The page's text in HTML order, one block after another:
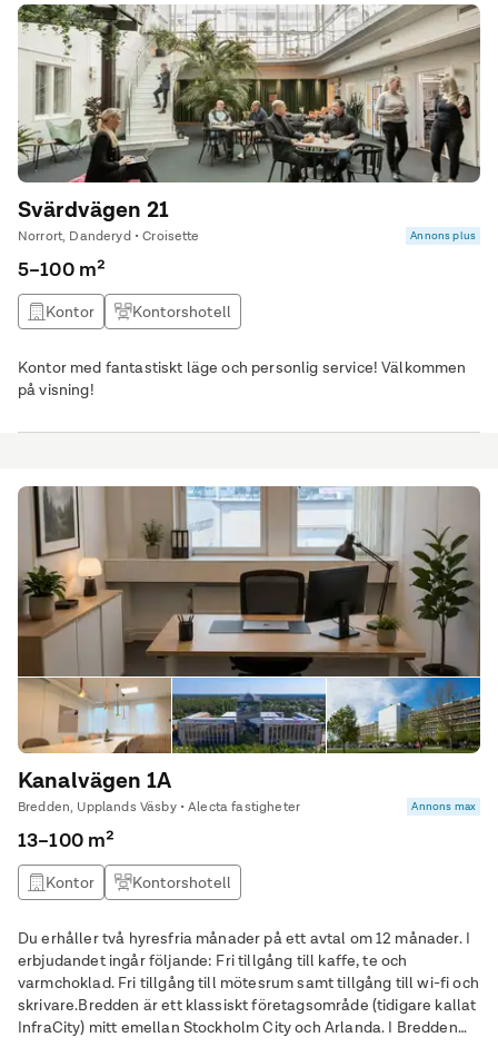
Svärdvägen 21
Norrort, Danderyd • Croisette Annons plus
5–100 m²
Kontor Kontorshotell
Kontor med fantastiskt läge och personlig service! Välkommen
på visning!
Kanalvägen 1A
Bredden, Upplands Väsby • Alecta fastigheter Annons max
13–100 m²
Kontor Kontorshotell
Du erhåller två hyresfria månader på ett avtal om 12 månader. I
erbjudandet ingår följande: Fri tillgång till kaffe, te och
varmchoklad. Fri tillgång till mötesrum samt tillgång till wi-fi och
skrivare.Bredden är ett klassiskt företagsområde (tidigare kallat
InfraCity) mitt emellan Stockholm City och Arlanda. I Bredden